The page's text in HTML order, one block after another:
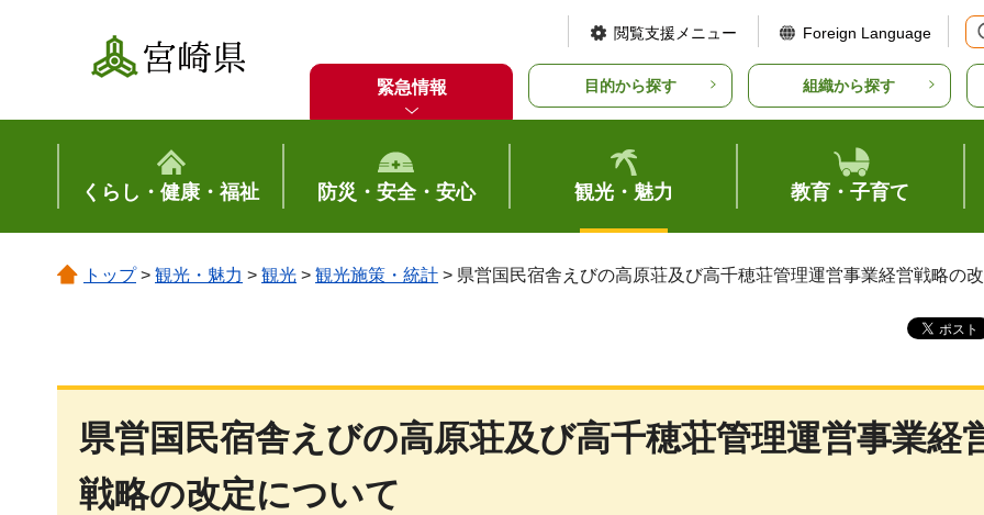
宮崎県
閲覧支援メニュー Foreign Language
緊急情報 目的から探す 組織から探す
くらし・健康・福祉 防災・安全・安心 観光・魅力 教育・子育て
トップ> 観光・魅力 > 観光 > 観光施策・統計 > 県営国民宿舎えびの高原荘及び高千穂荘管理運営事業経営戦略の
県営国民宿舎えびの高原荘及び高千穂荘管理運営事業経
戦略の改定について